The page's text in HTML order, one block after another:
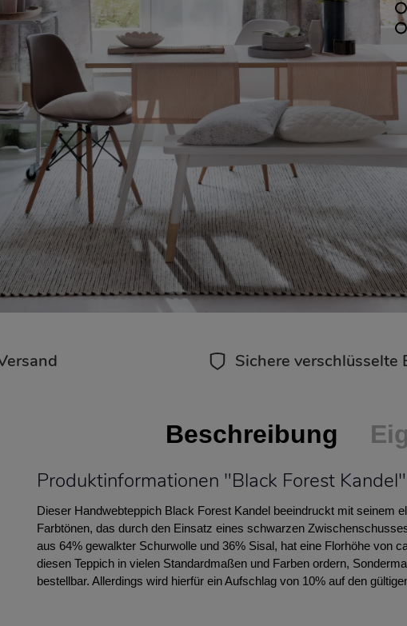
Sichere verschlüsselte
Beschreibung
Produktinformationen "Black Forest Kandel"
Dieser Handwebteppich Black Forest Kandel beeindruckt mit seinem
Farbtönen, das durch den Einsatz eines schwarzen
aus 64% gewalkter Schurwolle und 36% Sisal, hat eine Florhöhe von
diesen Teppich in vielen Standardmaßen und Farben ordern,
bestellbar. Allerdings wird hierfür ein Aufschlag von 10% auf den